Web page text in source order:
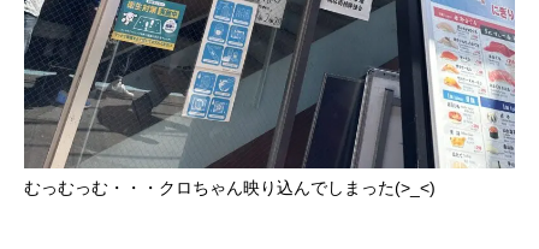
ご納車
ご成約
部品取付
むっむっむ・・・クロちゃん映り込んでしまった(>_<)